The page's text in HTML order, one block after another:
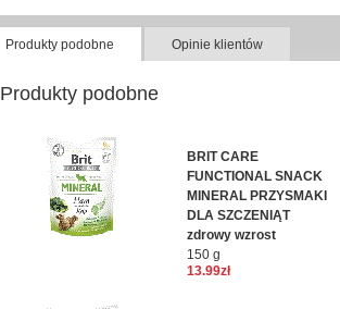
Produkty podobne Opinie klientów
Produkty podobne
BRIT CARE
FUNCTIONAL SNACK
MINERAL PRZYSMAKI
DLA SZCZENIĄT
zdrowy wzrost
150 g
13.99zł